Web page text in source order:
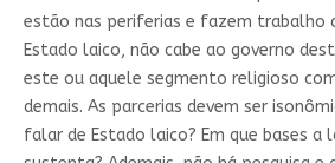
estão nas periferias e fazem trabalho
Estado laico, não cabe ao governo
este ou aquele segmento religioso
demais. As parcerias devem ser
falar de Estado laico? Em que bases a